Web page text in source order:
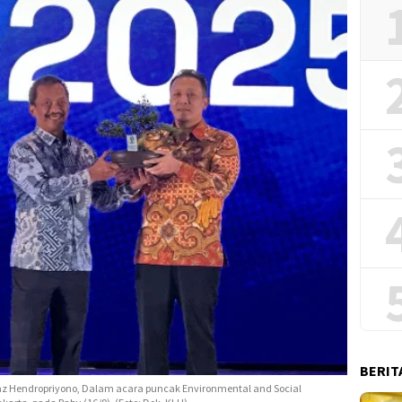
Hendropriyono, Dalam acara puncak Environmental and Social